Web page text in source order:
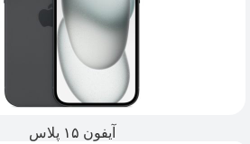
آیفون ۱۵ پلاس